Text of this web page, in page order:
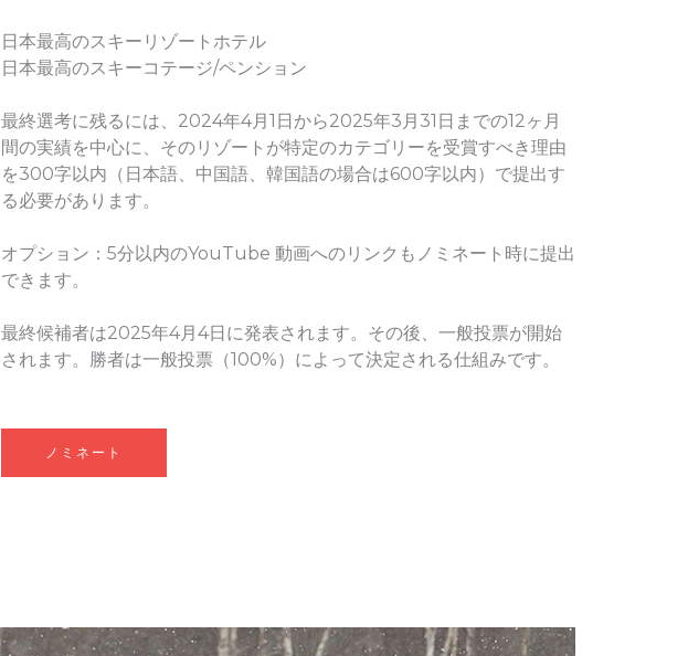
日本最高のスキーリゾートホテル
日本最高のスキーコテージ/ペンション
最終選考に残るには、2024年4月1日から2025年3月31日までの12ヶ月
間の実績を中心に、そのリゾートが特定のカテゴリーを受賞すべき理由
を300字以内（日本語、中国語、韓国語の場合は600字以内）で提出す
る必要があります。
オプション：5分以内のYouTube 動画へのリンクもノミネート時に提出
できます。
最終候補者は2025年4月4日に発表されます。その後、一般投票が開始
されます。勝者は一般投票（100%）によって決定される仕組みです。
ノミネート